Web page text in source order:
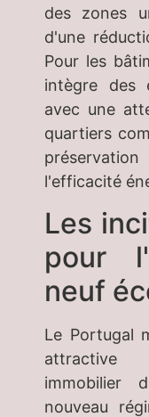
des zones
d'une
Pour les
intègre des
avec une
quartiers
l'efficacité
Les
pour
neuf
Le Portugal
attractive
immobilier
nouveau